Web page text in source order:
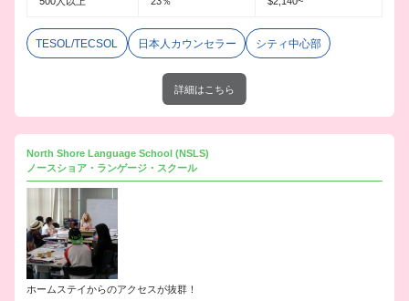
TESOL/TECSOL 日本人カウンセラー シティ中心部
詳細はこちら
North Shore Language School (NSLS)
ノースショア・ランゲージ・スクール
ホームステイからのアクセスが抜群！